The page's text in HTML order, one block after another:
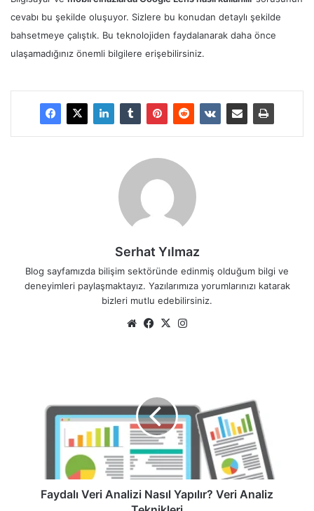
cevabı bu şekilde oluşuyor. Sizlere bu konudan detaylı şekilde
bahsetmeye çalıştık. Bu teknolojiden faydalanarak daha önce
ulaşamadığınız önemli bilgilere erişebilirsiniz.
Serhat Yılmaz
Blog sayfamızda bilişim sektöründe edinmiş olduğum bilgi ve
deneyimleri paylaşmaktayız. Yazılarımıza yorumlarınızı katarak
bizleri mutlu edebilirsiniz.
We Fa
X
Faydalı Veri Analizi Nasıl Yapılır? Veri Analiz